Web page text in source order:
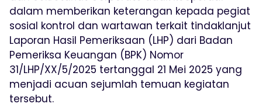
dalam memberikan keterangan kepada pegiat
sosial kontrol dan wartawan terkait tindaklanjut
Laporan Hasil Pemeriksaan (LHP) dari Badan
Pemeriksa Keuangan (BPK) Nomor
31/LHP/XX/5/2025 tertanggal 21 Mei 2025 yang
menjadi acuan sejumlah temuan kegiatan
tersebut.